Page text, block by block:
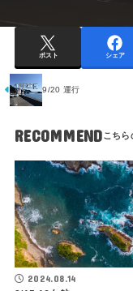
ポスト シェア
9/20 運行
RECOMMEND
2024.08.14